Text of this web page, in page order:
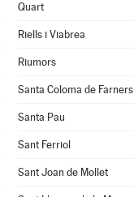
Quart
Riells i Viabrea
Riumors
Santa Coloma de Farners
Santa Pau
Sant Ferriol
Sant Joan de Mollet